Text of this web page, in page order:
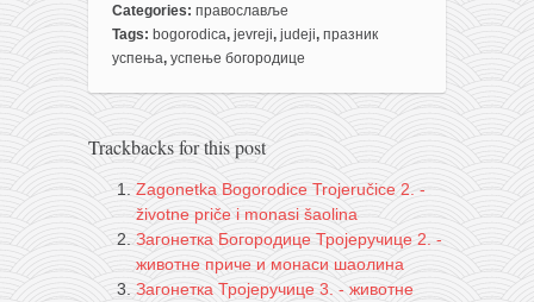
Categories: православље
Tags: bogorodica, jevreji, judeji, празник
успења, успење богородице
Trackbacks for this post
Zagonetka Bogorodice Trojeručice 2. -
životne priče i monasi šaolina
Загонетка Богородице Тројеручице 2. -
животне приче и монаси шаолина
Загонетка Тројеручице 3. - животне